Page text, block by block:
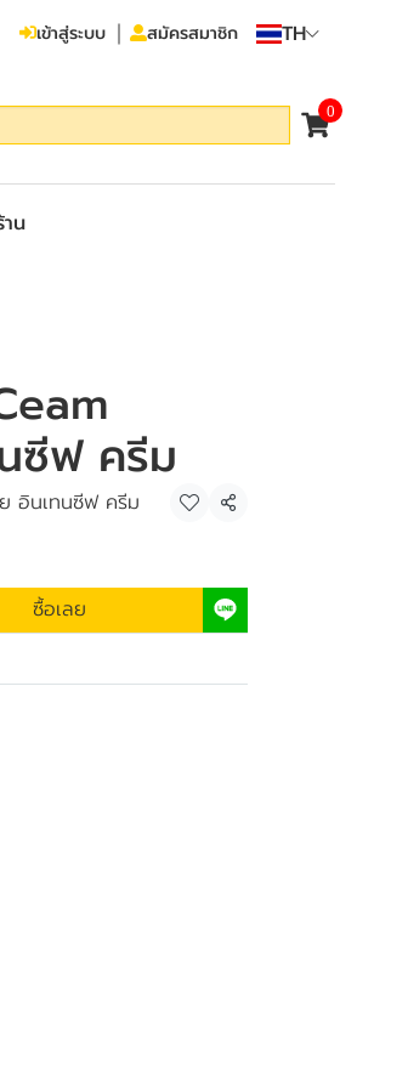
เข้าสู่ระบบ สมัครสมาชิก TH
0
น
ซีฟ ครีม
อินเทนซีฟ ครีม
แชร์
ซื้อเลย